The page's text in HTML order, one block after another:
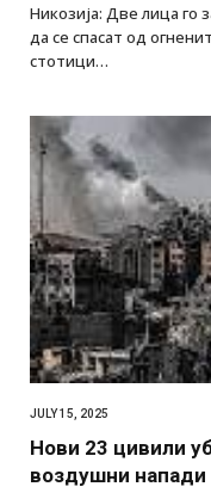
Никозија: Две лица го
да се спасат од
стотици…
JULY 15, 2025
Нови 23 цивили
воздушни напади